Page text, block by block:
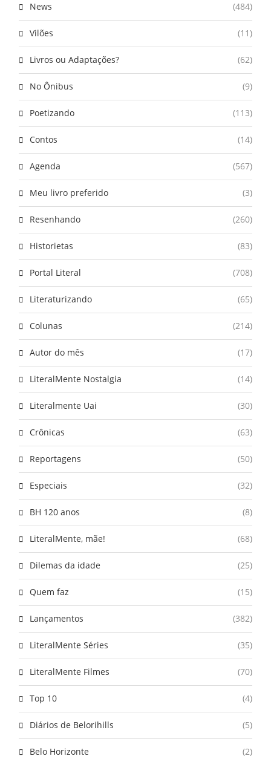
News (484)
Vilões (11)
Livros ou Adaptações? (62)
No Ônibus (9)
Poetizando (113)
Contos (14)
Agenda (567)
Meu livro preferido (3)
Resenhando (260)
Historietas (83)
Portal Literal (708)
Literaturizando (65)
Colunas (214)
Autor do mês (17)
LiteralMente Nostalgia (14)
Literalmente Uai (30)
Crônicas (63)
Reportagens (50)
Especiais (32)
BH 120 anos (8)
LiteralMente, mãe! (68)
Dilemas da idade (25)
Quem faz (15)
Lançamentos (382)
LiteralMente Séries (35)
LiteralMente Filmes (70)
Top 10 (4)
Diários de Belorihills (5)
Belo Horizonte (2)